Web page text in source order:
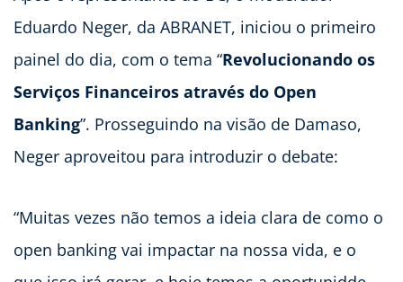
Eduardo Neger, da ABRANET, iniciou o primeiro
painel do dia, com o tema “Revolucionando os
Serviços Financeiros através do Open
Banking”. Prosseguindo na visão de Damaso,
Neger aproveitou para introduzir o debate:
“Muitas vezes não temos a ideia clara de como o
open banking vai impactar na nossa vida, e o